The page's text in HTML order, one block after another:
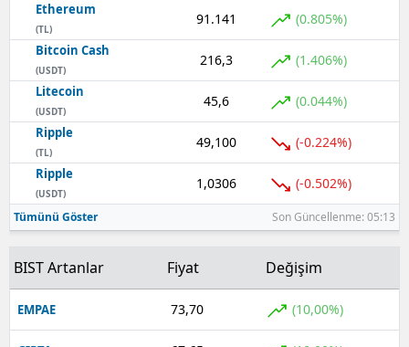
Düzce
Ethereum
(TL)
91.141 (0.805%)
Bitcoin Cash
(USDT)
216,3 (1.406%)
Litecoin
(USDT)
45,6 (0.044%)
Ripple
(TL)
49,100 (-0.224%)
Ripple
(USDT)
1,0306 (-0.502%)
Tümünü Göster Son Güncellenme: 05:13
BIST Artanlar Fiyat Değişim
EMPAE 73,70 (10,00%)